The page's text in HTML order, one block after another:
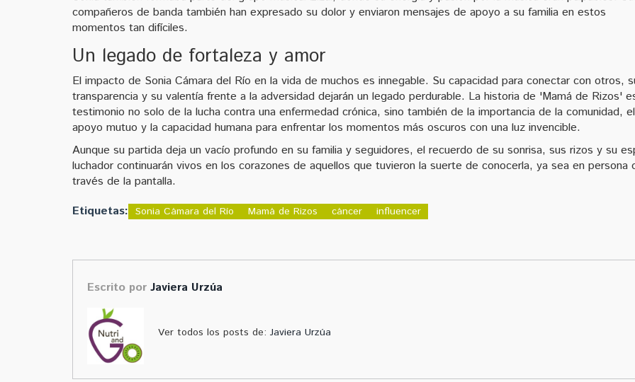
compañeros de banda también han expresado su dolor y enviaron mensajes de apoyo a su familia en estos
momentos tan difíciles.
Un legado de fortaleza y amor
El impacto de Sonia Cámara del Río en la vida de muchos es innegable. Su capacidad para conectar con otros,
transparencia y su valentía frente a la adversidad dejarán un legado perdurable. La historia de 'Mamá de Rizos'
testimonio no solo de la lucha contra una enfermedad crónica, sino también de la importancia de la comunidad, el
apoyo mutuo y la capacidad humana para enfrentar los momentos más oscuros con una luz invencible.
Aunque su partida deja un vacío profundo en su familia y seguidores, el recuerdo de su sonrisa, sus rizos y su
luchador continuarán vivos en los corazones de aquellos que tuvieron la suerte de conocerla, ya sea en persona
través de la pantalla.
Etiquetas: Sonia Cámara del Río Mamá de Rizos cáncer influencer
Escrito por Javiera Urzúa
Ver todos los posts de: Javiera Urzúa